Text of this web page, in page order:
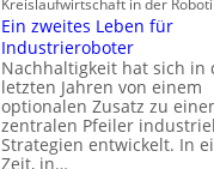
s
b
e
i
t
e
u
r
o
p
e
r
u
n
g
n
S
A
P
:
W
i
e
s
e
n
d
A
I
-
R
e
p
Ein zweites Leben für
Industrieroboter
Nachhaltigkeit hat sich in
letzten Jahren von einem
optionalen Zusatz zu
zentralen Pfeiler
Strategien entwickelt. In
Zeit, in…